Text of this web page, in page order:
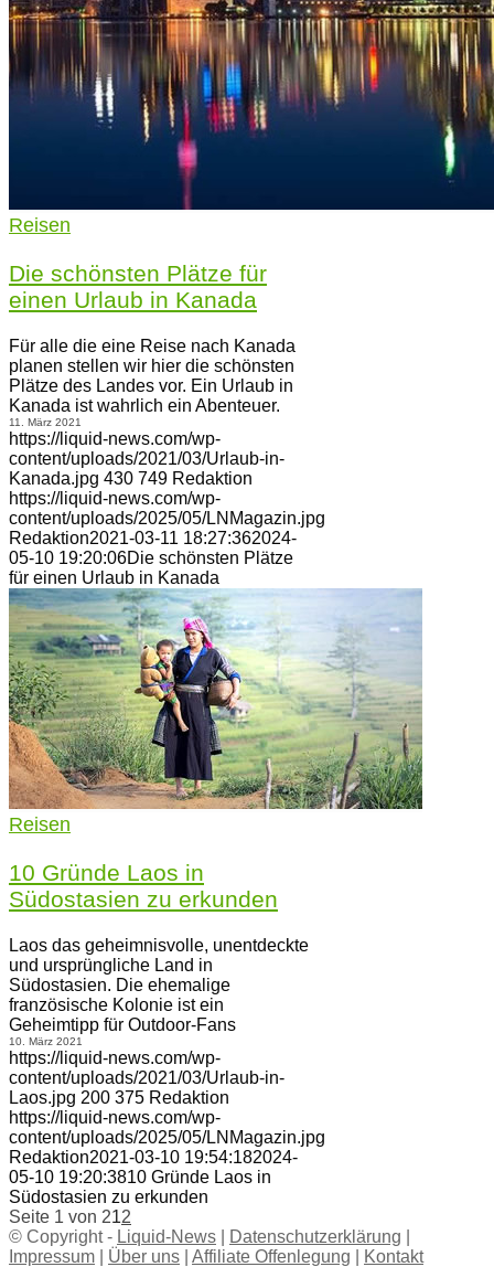
Reisen
Die schönsten Plätze für
einen Urlaub in Kanada
Für alle die eine Reise nach Kanada
planen stellen wir hier die schönsten
Plätze des Landes vor. Ein Urlaub in
Kanada ist wahrlich ein Abenteuer.
11. März 2021
https://liquid-news.com/wp-
content/uploads/2021/03/Urlaub-in-
Kanada.jpg 430 749 Redaktion
https://liquid-news.com/wp-
content/uploads/2025/05/LNMagazin.jpg
Redaktion2021-03-11 18:27:362024-
05-10 19:20:06Die schönsten Plätze
für einen Urlaub in Kanada
Reisen
10 Gründe Laos in
Südostasien zu erkunden
Laos das geheimnisvolle, unentdeckte
und ursprüngliche Land in
Südostasien. Die ehemalige
französische Kolonie ist ein
Geheimtipp für Outdoor-Fans
10. März 2021
https://liquid-news.com/wp-
content/uploads/2021/03/Urlaub-in-
Laos.jpg 200 375 Redaktion
https://liquid-news.com/wp-
content/uploads/2025/05/LNMagazin.jpg
Redaktion2021-03-10 19:54:182024-
05-10 19:20:3810 Gründe Laos in
Südostasien zu erkunden
Seite 1 von 212
© Copyright - Liquid-News Datenschutzerklärung
Impressum
Über uns Affiliate Offenlegung
Kontakt